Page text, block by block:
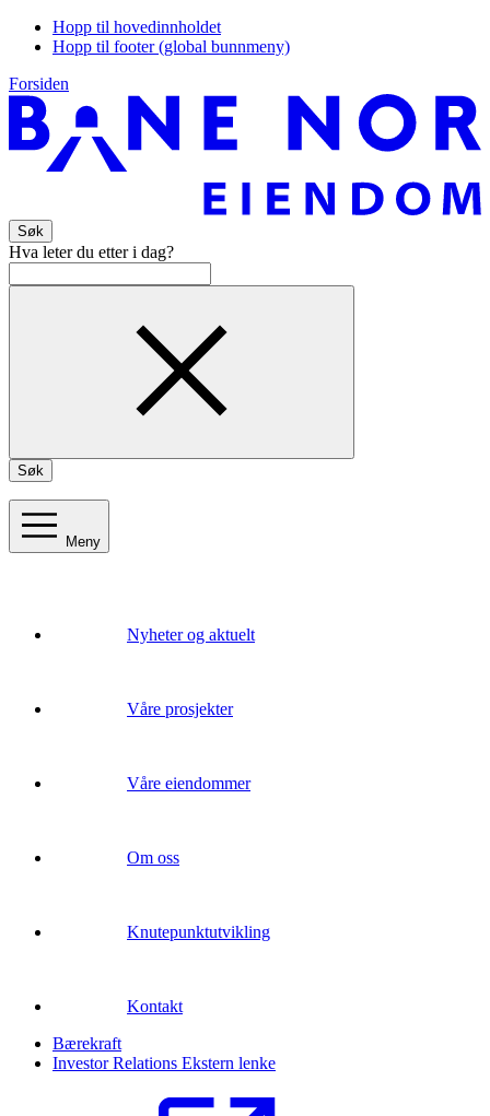
Hopp til hovedinnholdet
Hopp til footer (global bunnmeny)
Forsiden
Søk
Hva leter du etter i dag?
Søk
Meny
Nyheter og aktuelt
Våre prosjekter
Våre eiendommer
Om oss
Knutepunktutvikling
Kontakt
Bærekraft
Investor Relations Ekstern lenke